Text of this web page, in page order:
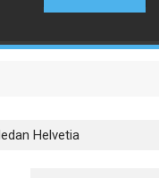
Helvetia